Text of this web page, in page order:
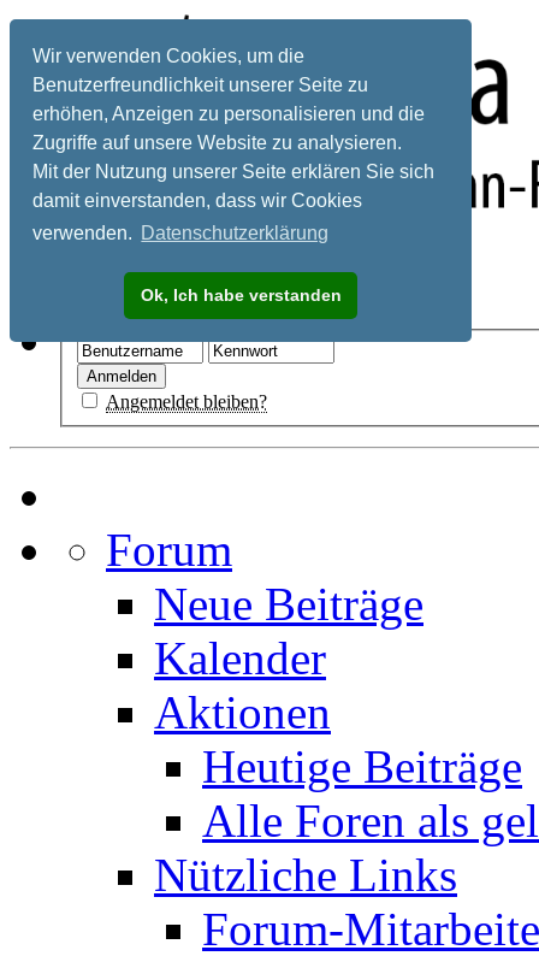
Wir verwenden Cookies, um die
Benutzerfreundlichkeit unserer Seite zu
erhöhen, Anzeigen zu personalisieren und die
Zugriffe auf unsere Website zu analysieren.
Mit der Nutzung unserer Seite erklären Sie sich
damit einverstanden, dass wir Cookies
verwenden. Datenschutzerklärung
Ok, Ich habe verstanden
Registrieren
Angemeldet bleiben?
Forum
Neue Beiträge
Kalender
Aktionen
Heutige Beiträge
Alle Foren als
Nützliche Links
Forum-